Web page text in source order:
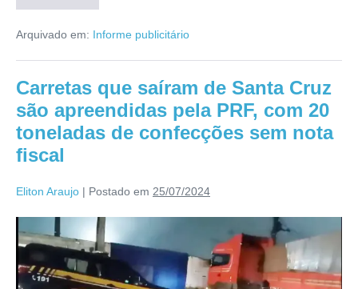
Arquivado em: Informe publicitário
Carretas que saíram de Santa Cruz
são apreendidas pela PRF, com 20
toneladas de confecções sem nota
fiscal
Eliton Araujo | Postado em 25/07/2024